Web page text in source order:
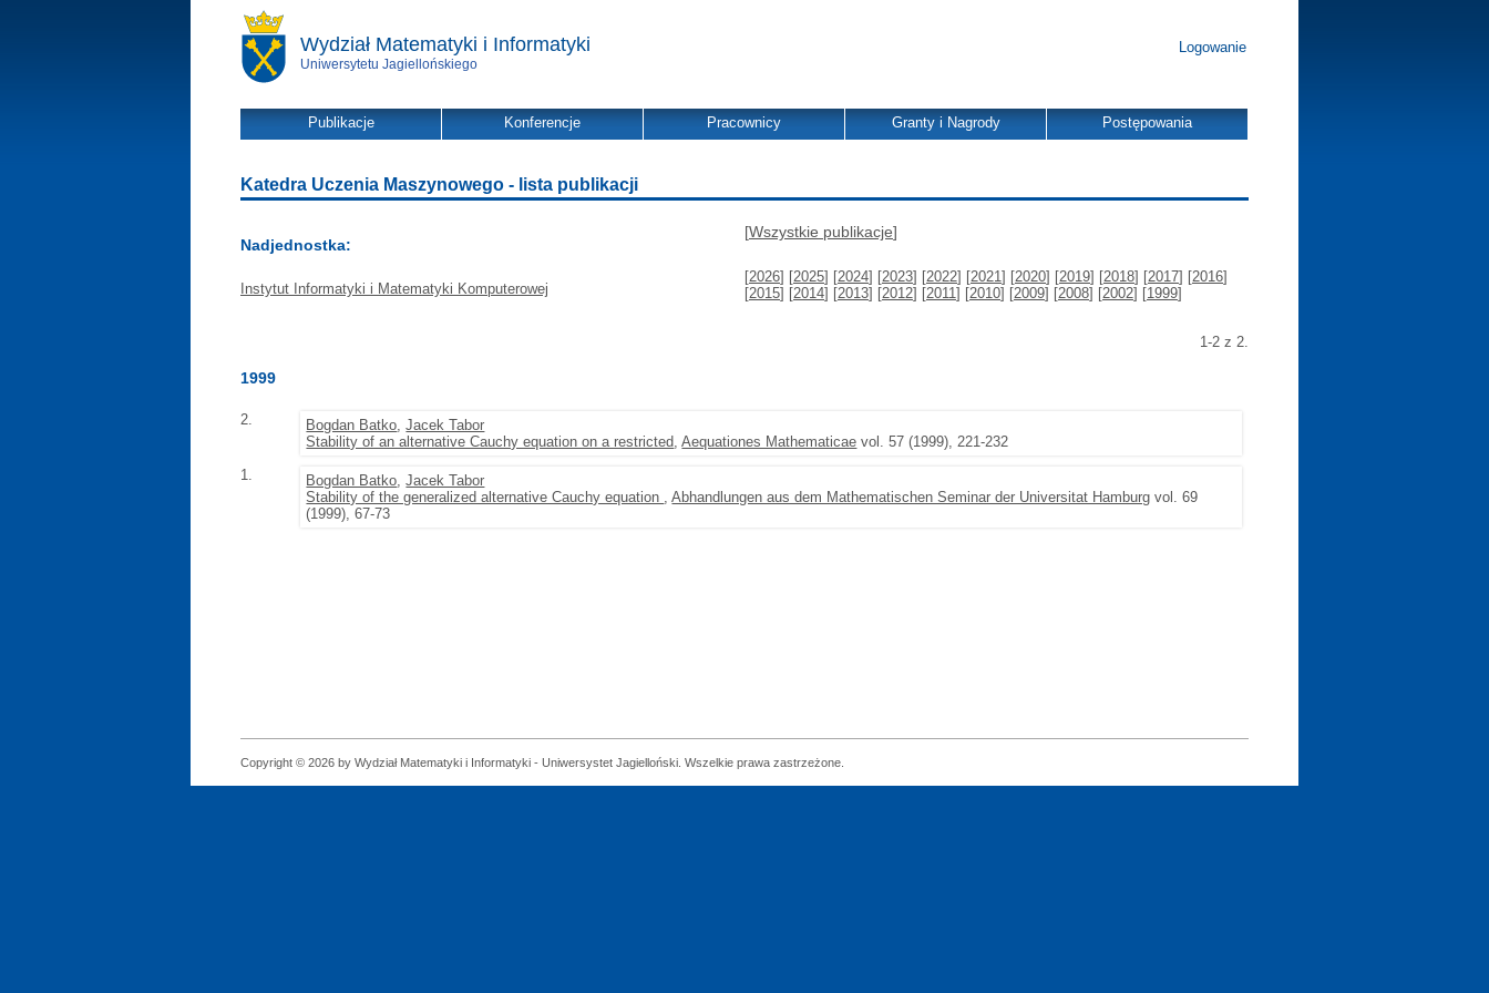
Wydział Matematyki i Informatyki
Uniwersytetu Jagiellońskiego
Logowanie
Publikacje Konferencje Pracownicy Granty i Nagrody Postępowania
Katedra Uczenia Maszynowego - lista publikacji
Nadjednostka:
Instytut Informatyki i Matematyki Komputerowej
[Wszystkie publikacje]
[2026] [2025] [2024] [2023] [2022] [2021] [2020] [2019] [2018] [2017] [2016]
[2015] [2014] [2013] [2012] [2011] [2010] [2009] [2008] [2002] [1999]
1-2 z 2.
1999
2. Bogdan Batko,Jacek Tabor
Stability of an alternative Cauchy equation on a restricted,Aequationes Mathematicae vol. 57 (1999), 221-232
1.
Bogdan Batko,Jacek Tabor
Stability of the generalized alternative Cauchy equation ,Abhandlungen aus dem Mathematischen Seminar der Universitat Hamburg vol. 69
(1999), 67-73
Copyright © 2026 by Wydział Matematyki i Informatyki - Uniwersystet Jagielloński. Wszelkie prawa zastrzeżone.